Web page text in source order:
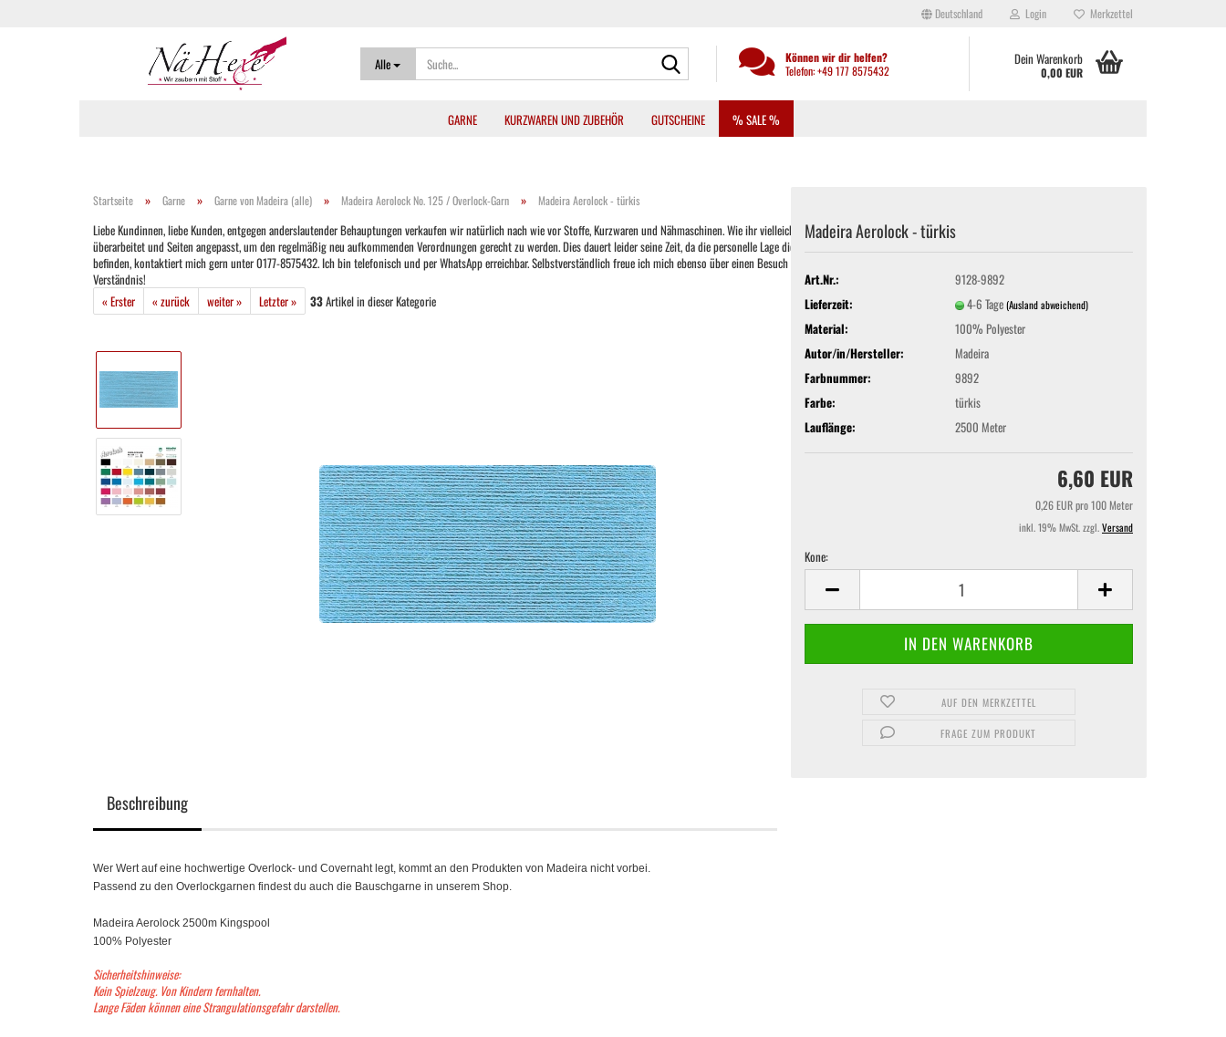
Deutschland Login Merkzettel
Alle
Können wir dir helfen?
Telefon: +49 177 8575432
Dein Warenkorb
0,00 EUR
GARNE KURZWAREN UND ZUBEHÖR GUTSCHEINE % SALE %
Startseite » Garne » Garne von Madeira (alle) » Madeira Aerolock No. 125 / Overlock-Garn » Madeira Aerolock - türkis
Liebe Kundinnen, liebe Kunden, entgegen anderslautender Behauptungen verkaufen wir natürlich nach wie vor Stoffe, Kurzwaren und Nähmaschinen. Wie ihr vielleicht auch bei anderen kleinen Shops festgestellt habt, werden aktuell viele Artikel
überarbeitet und Seiten angepasst, um den regelmäßig neu aufkommenden Verordnungen gerecht zu werden. Dies dauert leider seine Zeit, da die personelle Lage dies oft nicht hergibt. Solltet ihr Artikel benötigen, die sich derzeit nicht im Shop
befinden, kontaktiert mich gern unter 0177-8575432. Ich bin telefonisch und per WhatsApp erreichbar. Selbstverständlich freue ich mich ebenso über einen Besuch im Laden: Waltroper Straße 62a, 44536 Lünen. Vielen Dank für euer
Verständnis!
« Erster
« zurück weiter » Letzter » 33Artikel in dieser Kategorie
Madeira Aerolock - türkis
Art.Nr.:
9128-9892
Lieferzeit:
4-6 Tage(Ausland abweichend)
Material:
100% Polyester
Autor/in/Hersteller:
Madeira
Farbnummer:
9892
Farbe:
türkis
Lauflänge:
2500 Meter
6,60 EUR
0,26 EUR pro 100 Meter
inkl. 19% MwSt. zzgl.Versand
Kone:
AUF DEN MERKZETTEL
FRAGE ZUM PRODUKT
Beschreibung
Wer Wert auf eine hochwertige Overlock- und Covernaht legt, kommt an den Produkten von Madeira nicht vorbei.
Passend zu den Overlockgarnen findest du auch die Bauschgarne in unserem Shop.
Madeira Aerolock 2500m Kingspool
100% Polyester
Sicherheitshinweise:
Kein Spielzeug. Von Kindern fernhalten.
Lange Fäden können eine Strangulationsgefahr darstellen.